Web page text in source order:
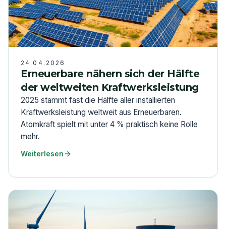
24.04.2026
Erneuerbare nähern sich der Hälfte
der weltweiten Kraftwerksleistung
2025 stammt fast die Hälfte aller installierten
Kraftwerksleistung weltweit aus Erneuerbaren.
Atomkraft spielt mit unter 4 % praktisch keine Rolle
mehr.
Weiterlesen